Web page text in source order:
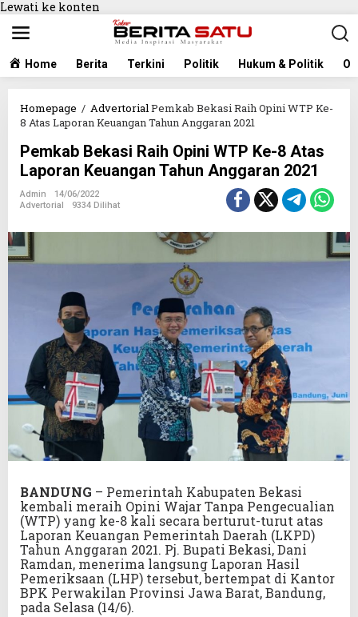
Lewati ke konten
Home Berita Terkini Politik Hukum & Politik
Homepage / AdvertorialPemkab Bekasi Raih Opini WTP Ke-
8 Atas Laporan Keuangan Tahun Anggaran 2021
Pemkab Bekasi Raih Opini WTP Ke-8 Atas
Laporan Keuangan Tahun Anggaran 2021
Admin
14/06/2022
Advertorial
9334 Dilihat
BANDUNG – Pemerintah Kabupaten Bekasi
kembali meraih Opini Wajar Tanpa Pengecualian
(WTP) yang ke-8 kali secara berturut-turut atas
Laporan Keuangan Pemerintah Daerah (LKPD)
Tahun Anggaran 2021. Pj. Bupati Bekasi, Dani
Ramdan, menerima langsung Laporan Hasil
Pemeriksaan (LHP) tersebut, bertempat di Kantor
BPK Perwakilan Provinsi Jawa Barat, Bandung,
pada Selasa (14/6).